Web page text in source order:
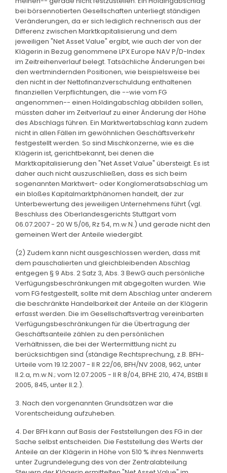
bei börsennotierten Gesellschaften unterliegt ständigen
Veränderungen, da er sich lediglich rechnerisch aus der
Differenz zwischen Marktkapitalisierung und dem
jeweiligen "Net Asset Value" ergibt, wie auch der von der
Klägerin in Bezug genommene LPX Europe NAV P/D-Index
im Zeitreihenverlauf belegt. Tatsächliche Änderungen bei
den wertmindernden Positionen, wie beispielsweise bei
den nicht in der Nettofinanzverschuldung enthaltenen
finanziellen Verpflichtungen, die --wie vom FG
angenommen-- einen Holdingabschlag abbilden sollen,
müssten daher im Zeitverlauf zu einer Änderung der Höhe
des Abschlags führen. Ein Marktwertabschlag kann zudem
nicht in allen Fällen im gewöhnlichen Geschäftsverkehr
festgestellt werden. So sind Mischkonzerne, wie es die
Klägerin ist, gerichtbekannt, bei denen die
Marktkapitalisierung den "Net Asset Value" übersteigt. Es ist
daher auch nicht auszuschließen, dass es sich beim
sogenannten Marktwert- oder Konglomeratsabschlag um
ein bloßes Kapitalmarktphänomen handelt, der zur
Unterbewertung des jeweiligen Unternehmens führt (vgl.
Beschluss des Oberlandesgerichts Stuttgart vom
06.07.2007 - 20 W 5/06, Rz 54, m.w.N.) und gerade nicht den
gemeinen Wert der Anteile wiedergibt.
(2) Zudem kann nicht ausgeschlossen werden, dass mit
dem pauschalierten und gleichbleibenden Abschlag
entgegen § 9 Abs. 2 Satz 3, Abs. 3 BewG auch persönliche
Verfügungsbeschränkungen mit abgegolten wurden. Wie
vom FG festgestellt, sollte mit dem Abschlag unter anderem
die beschränkte Handelbarkeit der Anteile an der Klägerin
erfasst werden. Die im Gesellschaftsvertrag vereinbarten
Verfügungsbeschränkungen für die Übertragung der
Geschäftsanteile zählen zu den persönlichen
Verhältnissen, die bei der Wertermittlung nicht zu
berücksichtigen sind (ständige Rechtsprechung, z.B. BFH-
Urteile vom 19.12.2007 - II R 22/06, BFH/NV 2008, 962, unter
II.2.a, m.w.N.; vom 12.07.2005 - II R 8/04, BFHE 210, 474, BStBl II
2005, 845, unter II.2.).
3. Nach den vorgenannten Grundsätzen war die
Vorentscheidung aufzuheben.
4. Der BFH kann auf Basis der Feststellungen des FG in der
Sache selbst entscheiden. Die Feststellung des Werts der
Anteile an der Klägerin in Höhe von 510 % ihres Nennwerts
unter Zugrundelegung des von der Zentralabteilung